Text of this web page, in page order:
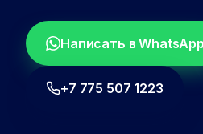
Написать в WhatsApp
+7 775 507 1223